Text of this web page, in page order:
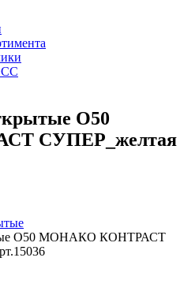
О50
СУПЕР_желтая
О50 МОНАКО КОНТРАСТ